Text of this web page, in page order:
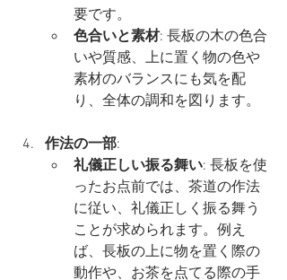
要です。
色合いと素材: 長板の木の色合
いや質感、上に置く物の色や
素材のバランスにも気を配
り、全体の調和を図ります。
作法の一部:
礼儀正しい振る舞い: 長板を使
ったお点前では、茶道の作法
に従い、礼儀正しく振る舞う
ことが求められます。例え
ば、長板の上に物を置く際の
動作や、お茶を点てる際の手